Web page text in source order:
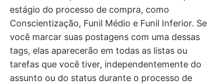
estágio do processo de compra, como
Conscientização, Funil Médio e Funil Inferior. Se
você marcar suas postagens com uma dessas
tags, elas aparecerão em todas as listas ou
tarefas que você tiver, independentemente do
assunto ou do status durante o processo de